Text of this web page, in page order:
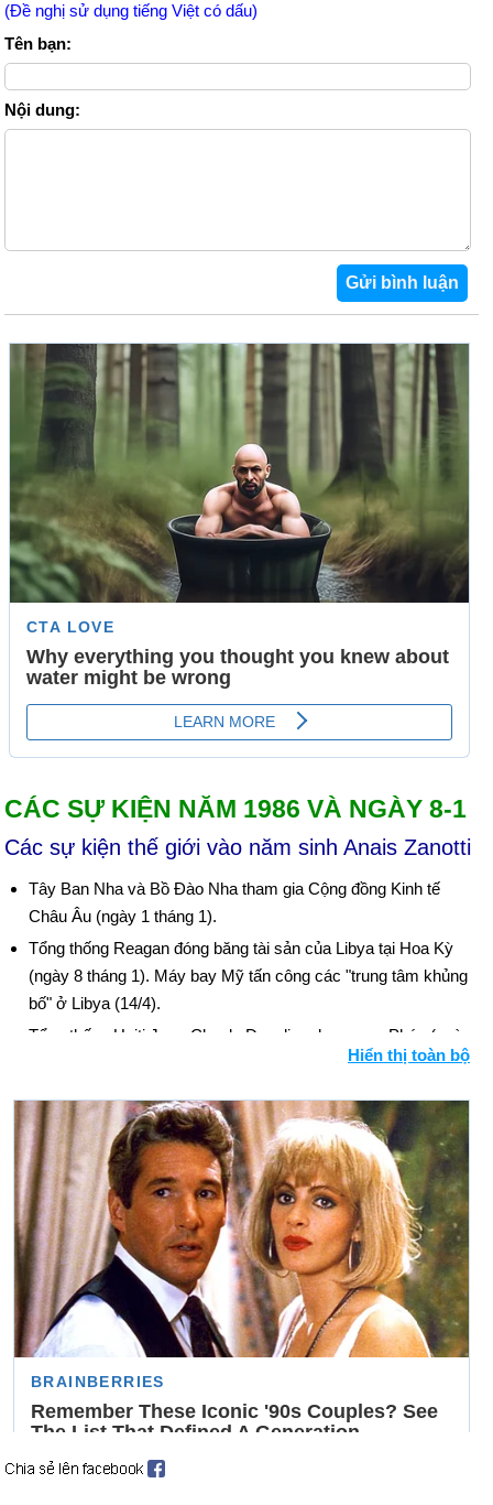
(Đề nghị sử dụng tiếng Việt có dấu)
Tên bạn:
Nội dung:
CÁC SỰ KIỆN NĂM 1986 VÀ NGÀY 8-1
Các sự kiện thế giới vào năm sinh Anais Zanotti
Tây Ban Nha và Bồ Đào Nha tham gia Cộng đồng Kinh tế
Châu Âu (ngày 1 tháng 1).
Tổng thống Reagan đóng băng tài sản của Libya tại Hoa Kỳ
(ngày 8 tháng 1). Máy bay Mỹ tấn công các "trung tâm khủng
bố" ở Libya (14/4).
Tổng thống Haiti Jean-Claude Duvalier chạy sang Pháp (ngày
cầm quyền trong 20 năm; Corazon Aquino mới được bầu sẽ
kế nhiệm anh ta (ngày 26 tháng 2).
Union Carbide đồng ý dàn xếp với các nạn nhân của vụ rò rỉ
khí đốt Bhopal ở Ấn Độ (ngày 22 tháng 3).
Tai nạn hạt nhân lớn tại nhà máy điện Chernobyl của Liên Xô
báo động thế giới (ngày 26 tháng 4 và tiếp theo).
Cựu chuyên gia phân tích của Hải quân, Jonathan Jay Pollard,
31 tuổi, bị kết tội làm gián điệp cho Israel (ngày 4 tháng 6).
Các phán quyết của Tòa án Thế giới Hoa Kỳ đã vi phạm luật
pháp quốc tế trong việc khai thác các vùng biển Nicaragua
(ngày 27 tháng 6).
Hiển thị toàn bộ